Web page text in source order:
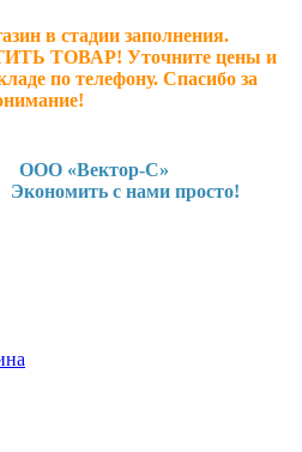
в стадии заполнения.
ТОВАР! Уточните цены и
по телефону. Спасибо за
«Вектор-С»
с нами просто!